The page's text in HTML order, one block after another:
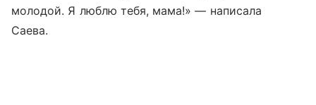
молодой. Я люблю тебя, мама!» — написала
Саева.